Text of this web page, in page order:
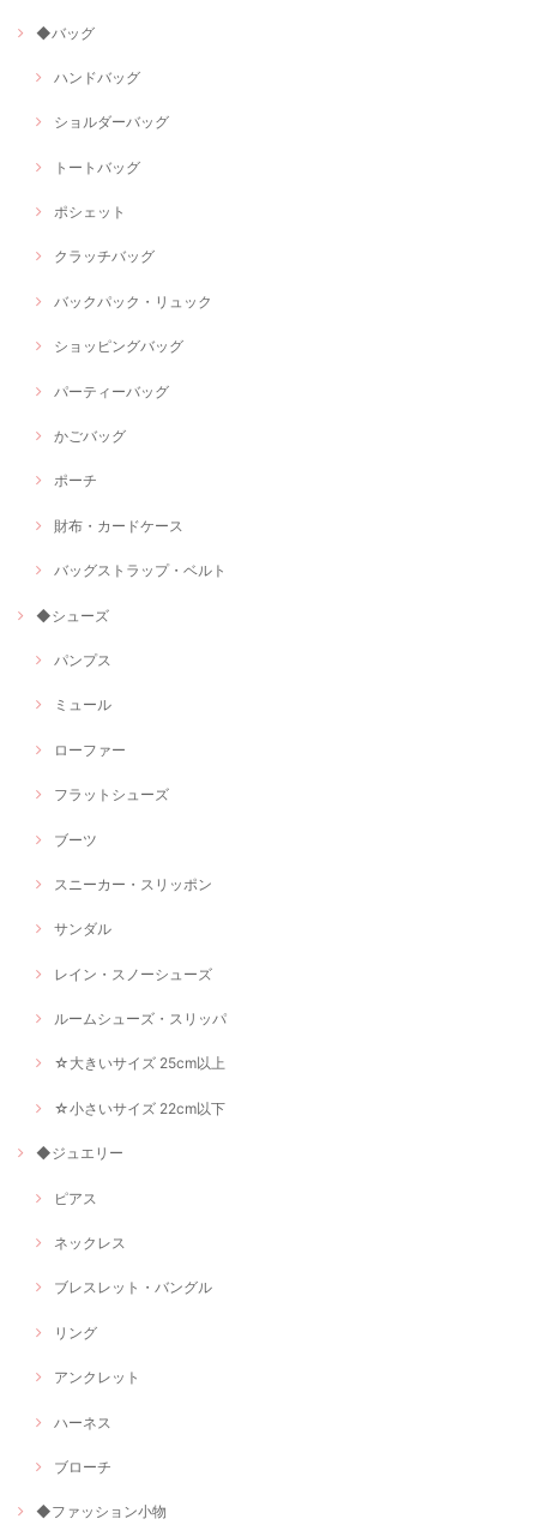
◆バッグ
ハンドバッグ
ショルダーバッグ
トートバッグ
ポシェット
クラッチバッグ
バックパック・リュック
ショッピングバッグ
パーティーバッグ
かごバッグ
ポーチ
財布・カードケース
バッグストラップ・ベルト
◆シューズ
パンプス
ミュール
ローファー
フラットシューズ
ブーツ
スニーカー・スリッポン
サンダル
レイン・スノーシューズ
ルームシューズ・スリッパ
☆大きいサイズ 25cm以上
☆小さいサイズ 22cm以下
◆ジュエリー
ピアス
ネックレス
ブレスレット・バングル
リング
アンクレット
ハーネス
ブローチ
◆ファッション小物